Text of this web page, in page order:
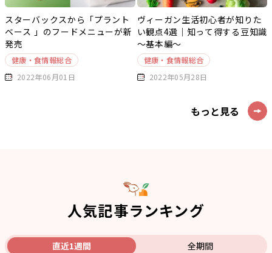
スターバックスから「プラント
ベース 」のフードメニューが新
発売
健康・食情報総合
2022年06月01日
ヴィーガン生活初心者が知りた
い観点4選｜知って得する豆知識
～基本編～
健康・食情報総合
2022年05月28日
もっと見る
人気記事ランキング
直近1週間 全期間